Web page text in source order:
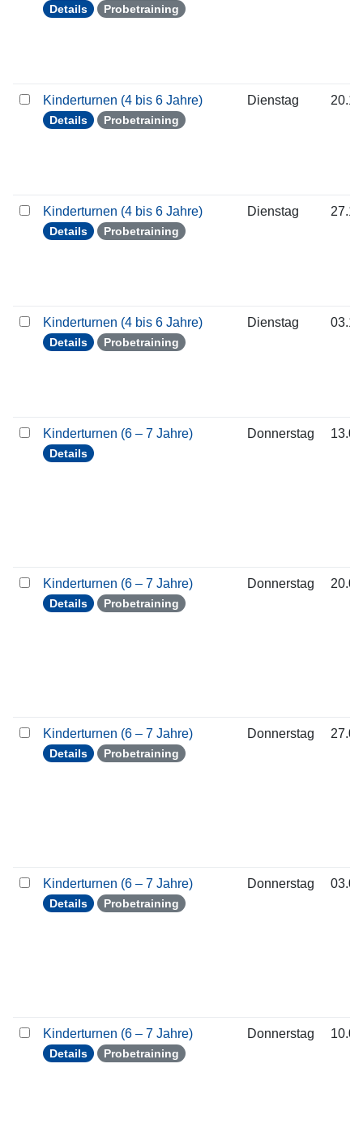
Details Probetraining
Kinderturnen (4 bis 6 Jahre)
Details Probetraining
Dienstag
Kinderturnen (4 bis 6 Jahre)
Details Probetraining
Dienstag
Kinderturnen (4 bis 6 Jahre)
Details Probetraining
Dienstag
Kinderturnen (6 – 7 Jahre)
Details
Donnerstag
Kinderturnen (6 – 7 Jahre)
Details Probetraining
Donnerstag
Kinderturnen (6 – 7 Jahre)
Details Probetraining
Donnerstag
Kinderturnen (6 – 7 Jahre)
Details Probetraining
Donnerstag
Kinderturnen (6 – 7 Jahre)
Details Probetraining
Donnerstag